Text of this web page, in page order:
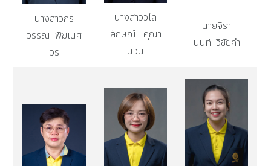
นางสาวกร
วรรณ พิฆเนศ
วร
นางสาววิไล
ลักษณ์ คุณา
นวน
นายจิรา
นนท์ วิชัยคำ